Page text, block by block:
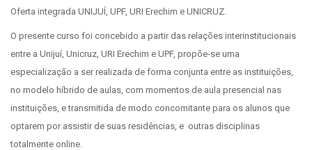
Oferta integrada UNIJUÍ, UPF, URI Erechim e UNICRUZ.
O presente curso foi concebido a partir das relações interinstitucionais
entre a Unijuí, Unicruz, URI Erechim e UPF, propõe-se uma
especialização a ser realizada de forma conjunta entre as instituições,
no modelo híbrido de aulas, com momentos de aula presencial nas
instituições, e transmitida de modo concomitante para os alunos que
optarem por assistir de suas residências, e outras disciplinas
totalmente online.